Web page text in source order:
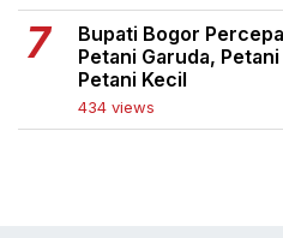
Bupati Bogor
Petani Garuda,
Petani Kecil
434 views